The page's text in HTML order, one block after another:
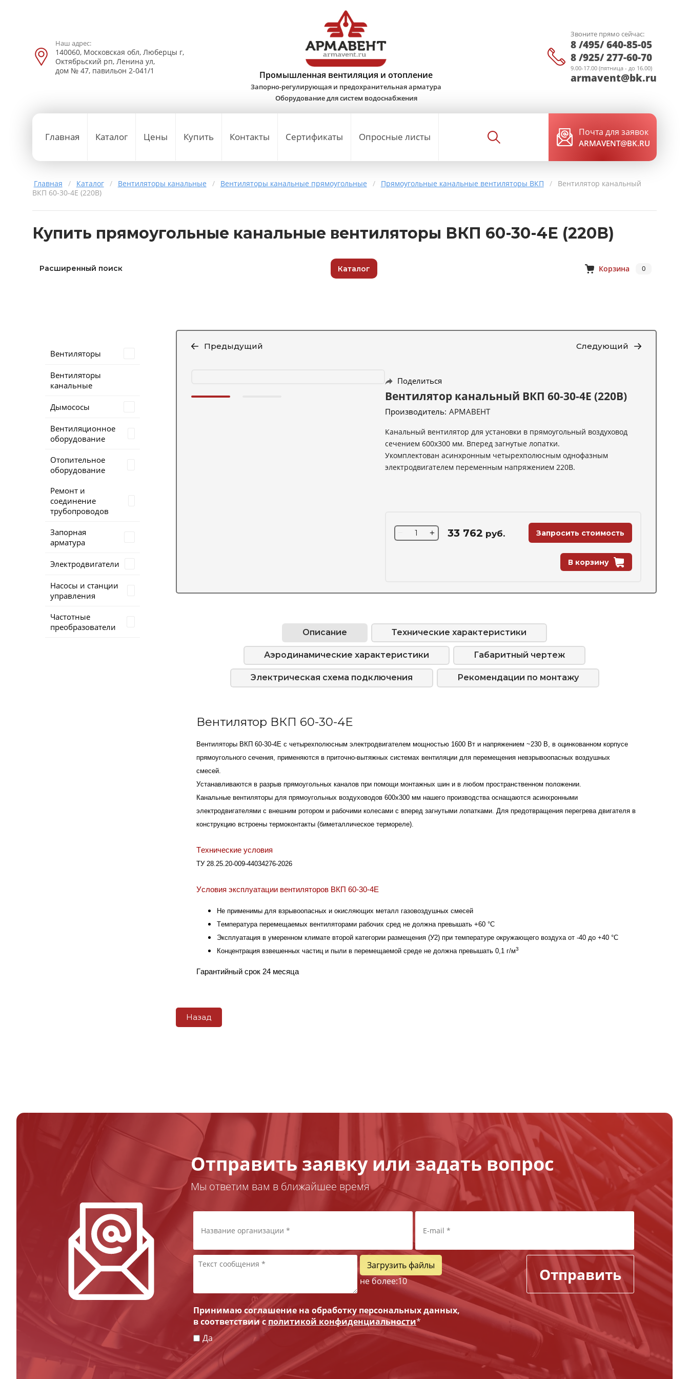
Наш адрес:
140060, Московская обл, Люберцы г,
Октябрьский рп, Ленина ул,
дом № 47, павильон 2-041/1
Промышленная вентиляция и отопление
Запорно-регулирующая и предохранительная арматура
Оборудование для систем водоснабжения
Звоните прямо сейчас:
8 /495/ 640-85-05
8 /925/ 277-60-70
9.00-17.00 (пятница - до 16.00)
armavent@bk.ru
Главная Каталог Цены Купить Контакты Сертификаты Опросные листы Почта для заявок
ARMAVENT@BK.RU
Главная / Каталог / Вентиляторы канальные / Вентиляторы канальные прямоугольные / Прямоугольные канальные вентиляторы ВКП /
Вентилятор канальный
ВКП 60-30-4Е (220В)
Купить прямоугольные канальные вентиляторы ВКП 60-30-4Е (220В)
Расширенный поиск Каталог Корзина 0
Вентиляторы
Вентиляторы
канальные
Дымососы
Вентиляционное
оборудование
Отопительное
оборудование
Ремонт и
соединение
трубопроводов
Запорная
арматура
Электродвигатели
Насосы и станции
управления
Частотные
преобразователи
Предыдущий Следующий
Поделиться
Вентилятор канальный ВКП 60-30-4Е (220В)
Производитель: АРМАВЕНТ
Канальный вентилятор для установки в прямоугольный воздуховод
сечением 600х300 мм. Вперед загнутые лопатки.
Укомплектован асинхронным четырехполюсным однофазным
электродвигателем переменным напряжением 220В.
+ 33 762 руб.
В корзину
Запросить стоимость
Описание Технические характеристики
Аэродинамические характеристики Габаритный чертеж
Электрическая схема подключения Рекомендации по монтажу
Вентилятор ВКП 60-30-4Е
Вентиляторы ВКП 60-30-4Е с четырехполюсным электродвигателем мощностью 1600 Вт и напряжением ~230 В, в оцинкованном корпусе
прямоугольного сечения, применяются в приточно-вытяжных системах вентиляции для перемещения невзрывоопасных воздушных
смесей.
Устанавливаются в разрыв прямоугольных каналов при помощи монтажных шин и в любом пространственном положении.
Канальные вентиляторы для прямоугольных воздуховодов 600х300 мм нашего производства оснащаются асинхронными
электродвигателями с внешним ротором и рабочими колесами с вперед загнутыми лопатками. Для предотвращения перегрева двигателя в
конструкцию встроены термоконтакты (биметаллическое термореле).
Технические условия
ТУ 28.25.20-009-44034276-2026
Условия эксплуатации вентиляторов ВКП 60-30-4Е
Не применимы для взрывоопасных и окисляющих металл газовоздушных смесей
Температура перемещаемых вентиляторами рабочих сред не должна превышать +60 °С
Эксплуатация в умеренном климате второй категории размещения (У2) при температуре окружающего воздуха от -40 до +40 °С
Концентрация взвешенных частиц и пыли в перемещаемой среде не должна превышать 0,1 г/м3
Гарантийный срок 24 месяца
Назад
Отправить заявку или задать вопрос
Мы ответим вам в ближайшее время
Загрузить файлы
не более:10 Отправить
Принимаю соглашение на обработку персональных данных,
в соответствии с политикой конфиденциальности*
Да